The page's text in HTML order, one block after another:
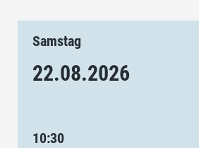
Samstag
22.08.2026
10:30